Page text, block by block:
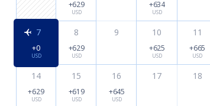
+629
USD
+634
USD
7
+0
USD
8
+629
USD
9 10
+625
USD
11
+665
USD
14
+629
USD
15
+619
USD
16
+645
USD
17 18